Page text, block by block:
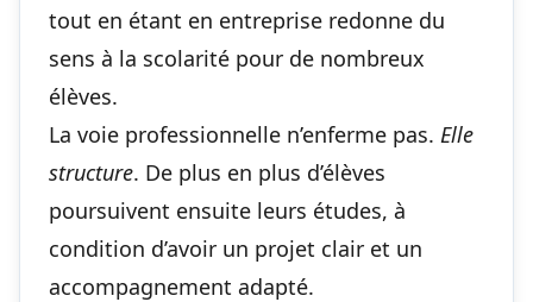
tout en étant en entreprise redonne du
sens à la scolarité pour de nombreux
élèves.
La voie professionnelle n’enferme pas. Elle
structure. De plus en plus d’élèves
poursuivent ensuite leurs études, à
condition d’avoir un projet clair et un
accompagnement adapté.